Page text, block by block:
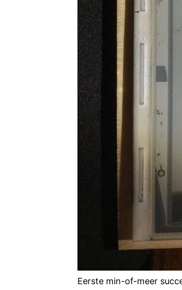
Eerste min-of-meer